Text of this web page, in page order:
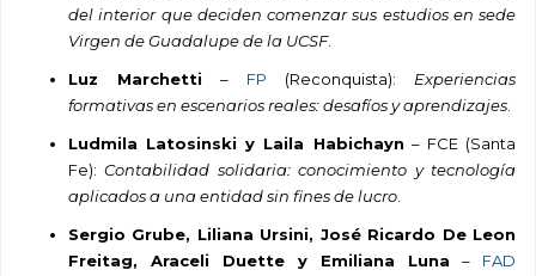
del interior que deciden comenzar sus estudios en sede
Virgen de Guadalupe de la UCSF.
Luz Marchetti – FP (Reconquista): Experiencias
formativas en escenarios reales: desafíos y aprendizajes.
Ludmila Latosinski y Laila Habichayn – FCE (Santa
Fe):Contabilidad solidaria: conocimiento y tecnología
aplicados a una entidad sin fines de lucro.
Sergio Grube, Liliana Ursini, José Ricardo De Leon
Freitag, Araceli Duette y Emiliana Luna – FAD